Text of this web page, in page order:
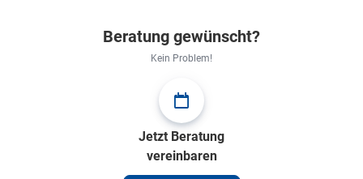
Beratung gewünscht?
Kein Problem!
Jetzt Beratung
vereinbaren